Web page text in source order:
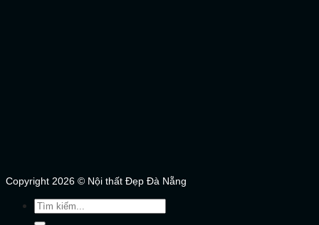
Copyright 2026 © Nội thất Đẹp Đà Nẵng
Tìm
kiếm: